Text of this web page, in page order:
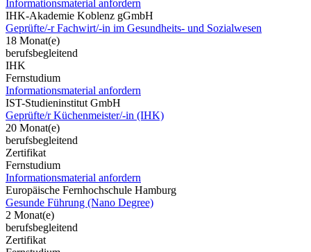
Informationsmaterial anfordern
IHK-Akademie Koblenz gGmbH
Geprüfte/-r Fachwirt/-in im Gesundheits- und Sozialwesen
18 Monat(e)
berufsbegleitend
IHK
Fernstudium
Informationsmaterial anfordern
IST-Studieninstitut GmbH
Geprüfte/r Küchenmeister/-in (IHK)
20 Monat(e)
berufsbegleitend
Zertifikat
Fernstudium
Informationsmaterial anfordern
Europäische Fernhochschule Hamburg
Gesunde Führung (Nano Degree)
2 Monat(e)
berufsbegleitend
Zertifikat